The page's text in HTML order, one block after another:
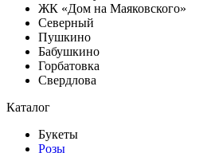
ЖК «Дом на Маяковского»
Северный
Пушкино
Бабушкино
Горбатовка
Свердлова
Каталог
Букеты
Розы